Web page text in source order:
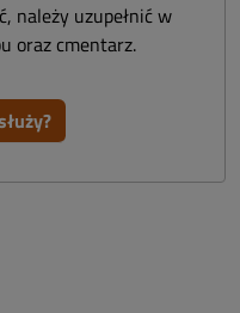
należy uzupełnić w
oraz cmentarz.